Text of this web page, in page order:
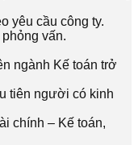
yêu cầu công ty.
vấn.
ngành Kế toán trở
tiên người có kinh
chính – Kế toán,